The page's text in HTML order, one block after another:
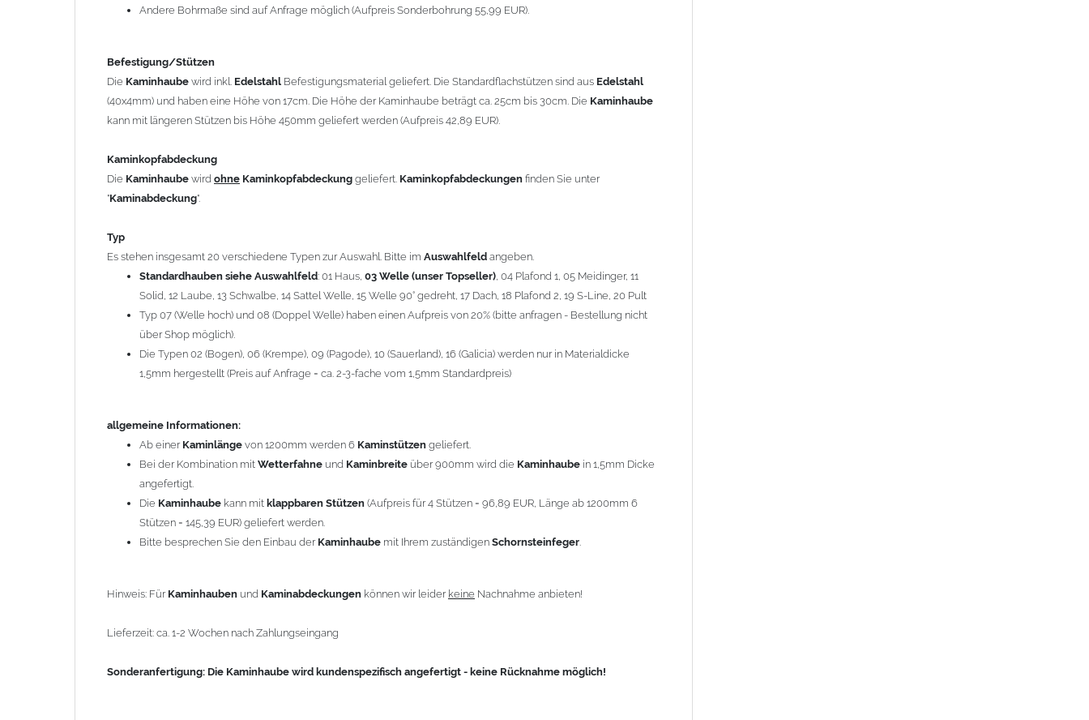
12 Laube, 13 Schwalbe, 14 Sattel Welle, 15 Welle 90° gedreht, 17 Dach, 18 Plafond 2, 19 S-Line, 20 Pult
Die Typen 02 (Bogen), 06 (Krempe), 09 (Pagode), 10 (Sauerland), 16 (Galicia) werden nur in Materialdicke 1,5mm
hergestellt (Preis auf Anfrage = ca. 2-3-fache vom 1,5mm Standardpreis)
Ab einerKaminlänge
Bei der Kombination mitWetterfahneundKaminbreite über 900mm wird dieKaminhaubein 1,5mm Dicke
angefertigt.
= 145,39 EUR) geliefert werden.
Bitte besprechen Sie den Einbau derKaminhaubemit Ihrem zuständigenSchornsteinfeger
Zum Bild vergößern, bitte auf das Bild klicken!
Andere Bohrmaße sind auf Anfrage möglich (Aufpreis Sonderbohrung 55,99 EUR).
Befestigung/Stützen
Die Kaminhaube wird inkl. Edelstahl Befestigungsmaterial geliefert. Die Standardflachstützen sind aus Edelstahl
(40x4mm) und haben eine Höhe von 17cm. Die Höhe der Kaminhaube beträgt ca. 25cm bis 30cm. Die Kaminhaube
kann mit längeren Stützen bis Höhe 450mm geliefert werden (Aufpreis 42,89 EUR).
Kaminkopfabdeckung
Die Kaminhaube wird ohne Kaminkopfabdeckung geliefert. Kaminkopfabdeckungen finden Sie unter
"Kaminabdeckung".
Typ
Es stehen insgesamt 20 verschiedene Typen zur Auswahl. Bitte im Auswahlfeld angeben.
Standardhauben siehe Auswahlfeld: 01 Haus, 03 Welle (unser Topseller) , 04 Plafond 1, 05 Meidinger, 11
Solid, 12 Laube, 13 Schwalbe, 14 Sattel Welle, 15 Welle 90° gedreht, 17 Dach, 18 Plafond 2, 19 S-Line, 20 Pult
Typ 07 (Welle hoch) und 08 (Doppel Welle) haben einen Aufpreis von 20% (bitte anfragen - Bestellung nicht
über Shop möglich).
Die Typen 02 (Bogen), 06 (Krempe), 09 (Pagode), 10 (Sauerland), 16 (Galicia) werden nur in Materialdicke
1,5mm hergestellt (Preis auf Anfrage = ca. 2-3-fache vom 1,5mm Standardpreis)
allgemeine Informationen:
Ab einer Kaminlänge von 1200mm werden 6 Kaminstützen geliefert.
Bei der Kombination mit Wetterfahne und Kaminbreite über 900mm wird die Kaminhaube in 1,5mm Dicke
angefertigt.
Die Kaminhaube kann mit klappbaren Stützen (Aufpreis für 4 Stützen = 96,89 EUR, Länge ab 1200mm 6
Stützen = 145,39 EUR) geliefert werden.
Bitte besprechen Sie den Einbau der Kaminhaube mit Ihrem zuständigen Schornsteinfeger
Hinweis: Für Kaminhauben und Kaminabdeckungen können wir leider keine Nachnahme anbieten!
Lieferzeit: ca. 1-2 Wochen nach Zahlungseingang
Sonderanfertigung: Die Kaminhaube wird kundenspezifisch angefertigt - keine Rücknahme möglich!